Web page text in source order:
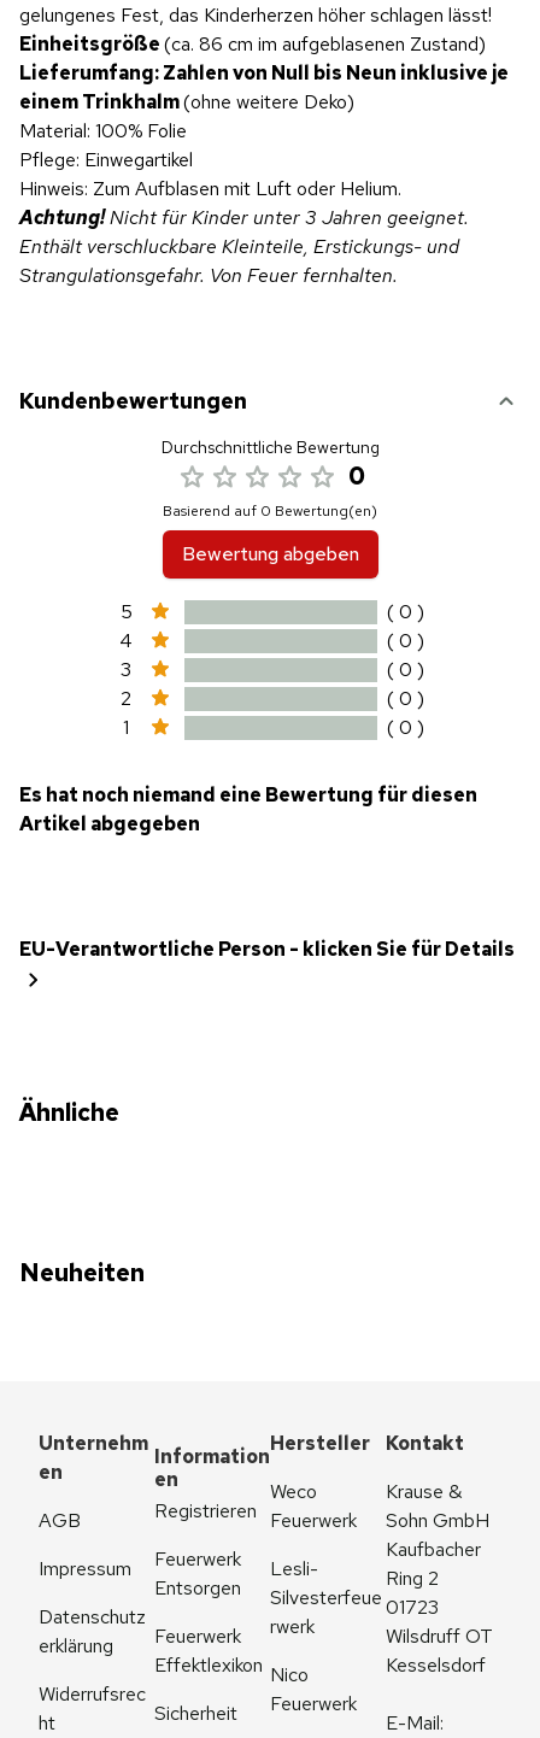
gelungenes Fest, das Kinderherzen höher schlagen lässt!
Einheitsgröße(ca. 86 cm im aufgeblasenen Zustand)
Lieferumfang: Zahlen von Null bis Neun inklusive je
einem Trinkhalm(ohne weitere Deko)
Material: 100% Folie
Pflege: Einwegartikel
Hinweis: Zum Aufblasen mit Luft oder Helium.
Achtung!Nicht für Kinder unter 3 Jahren geeignet.
Enthält verschluckbare Kleinteile, Erstickungs- und
Strangulationsgefahr. Von Feuer fernhalten.
Kundenbewertungen
Durchschnittliche Bewertung
0
Basierend auf 0 Bewertung(en)
Bewertung abgeben
5
( 0 )
4
( 0 )
3
( 0 )
2
( 0 )
1
( 0 )
Es hat noch niemand eine Bewertung für diesen
Artikel abgegeben
EU-Verantwortliche Person - klicken Sie für Details
Ähnliche
Neuheiten
Unternehm
en
AGB
Impressum
Datenschutz
erklärung
Widerrufsrec
ht
Information
en
Registrieren
Feuerwerk
Entsorgen
Feuerwerk
Effektlexikon
Sicherheit
Hersteller
Weco
Feuerwerk
Lesli-
Silvesterfeue
rwerk
Nico
Feuerwerk
Kontakt
Krause &
Sohn GmbH
Kaufbacher
Ring 2
01723
Wilsdruff OT
Kesselsdorf